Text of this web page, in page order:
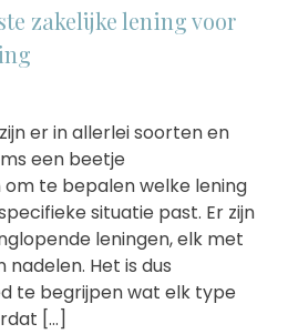
zakelijke lening voor
er in allerlei soorten en
een beetje
om te bepalen welke lening
situatie past. Er zijn
leningen, elk met
Het is dus
te begrijpen wat elk type
[…]